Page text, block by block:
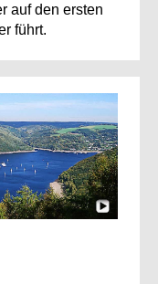
auf den ersten
führt.